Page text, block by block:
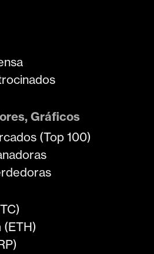
Gráficos
(Top 100)
(ETH)